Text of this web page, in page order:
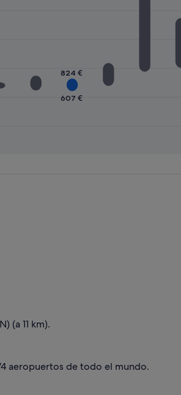
607 €
824 €
(a 11 km).
aeropuertos de todo el mundo.